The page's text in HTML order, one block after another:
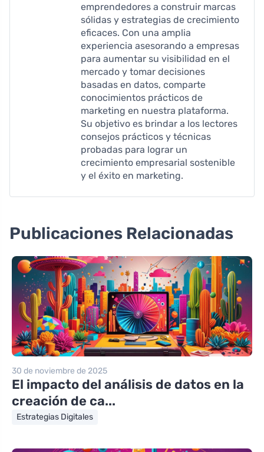
emprendedores a construir marcas
sólidas y estrategias de crecimiento
eficaces. Con una amplia
experiencia asesorando a empresas
para aumentar su visibilidad en el
mercado y tomar decisiones
basadas en datos, comparte
conocimientos prácticos de
marketing en nuestra plataforma.
Su objetivo es brindar a los lectores
consejos prácticos y técnicas
probadas para lograr un
crecimiento empresarial sostenible
y el éxito en marketing.
Publicaciones Relacionadas
30 de noviembre de 2025
El impacto del análisis de datos en la
creación de ca...
Estrategias Digitales